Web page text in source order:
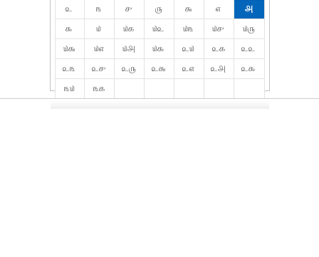
௨
௩ ௪ ௫ ௬ ௭
௮
௯
௰ ௰௧ ௰௨ ௰௩ ௰௪
௰௫
௰௬
௰௭ ௰௮ ௰௯ ௨௰ ௨௧
௨௨
௨௩
௨௪ ௨௫ ௨௬ ௨௭ ௨௮
௨௯
௩௰
௩௧